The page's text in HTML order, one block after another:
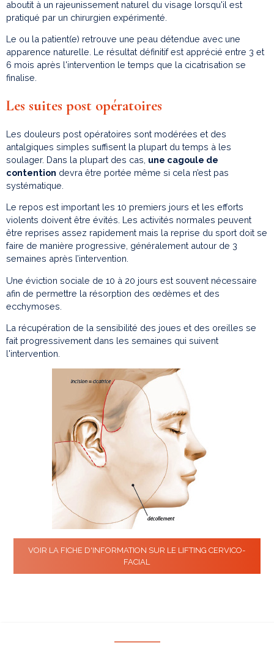
aboutit à un rajeunissement naturel du visage lorsqu'il est
pratiqué par un chirurgien expérimenté.
Le ou la patient(e) retrouve une peau détendue avec une
apparence naturelle. Le résultat définitif est apprécié entre 3 et
6 mois après l'intervention le temps que la cicatrisation se
finalise.
Les suites post opératoires
Les douleurs post opératoires sont modérées et des
antalgiques simples suffisent la plupart du temps à les
soulager. Dans la plupart des cas, une cagoule de
contention devra être portée même si cela n’est pas
systématique.
Le repos est important les 10 premiers jours et les efforts
violents doivent être évités. Les activités normales peuvent
être reprises assez rapidement mais la reprise du sport doit se
faire de manière progressive, généralement autour de 3
semaines après l’intervention.
Une éviction sociale de 10 à 20 jours est souvent nécessaire
afin de permettre la résorption des œdèmes et des
ecchymoses.
La récupération de la sensibilité des joues et des oreilles se
fait progressivement dans les semaines qui suivent
l'intervention.
VOIR LA FICHE D'INFORMATION SUR LE LIFTING CERVICO-
FACIAL